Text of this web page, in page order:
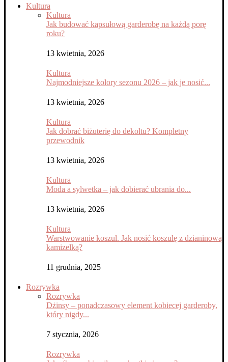
Kultura
Kultura
Jak budować kapsułową garderobę na każdą porę
roku?
13 kwietnia, 2026
Kultura
Najmodniejsze kolory sezonu 2026 – jak je nosić...
13 kwietnia, 2026
Kultura
Jak dobrać biżuterię do dekoltu? Kompletny
przewodnik
13 kwietnia, 2026
Kultura
Moda a sylwetka – jak dobierać ubrania do...
13 kwietnia, 2026
Kultura
Warstwowanie koszul. Jak nosić koszulę z dzianinową
kamizelką?
11 grudnia, 2025
Rozrywka
Rozrywka
Dżinsy – ponadczasowy element kobiecej garderoby,
który nigdy...
7 stycznia, 2026
Rozrywka